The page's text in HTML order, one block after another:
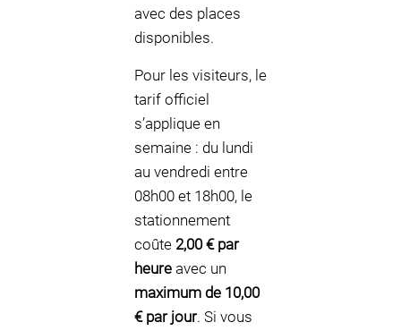
avec des places
disponibles.
Pour les visiteurs, le
tarif officiel
s’applique en
semaine : du lundi
au vendredi entre
08h00 et 18h00, le
stationnement
coûte 2,00 € par
heure avec un
maximum de 10,00
€ par jour. Si vous